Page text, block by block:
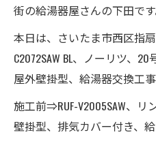
街の給湯器屋さんの下田です
本日は、さいたま市西区指
C2072SAW BL、ノーリツ、
屋外壁掛型、給湯器交換工事
施工前⇒RUF-V2005SAW、
壁掛型、排気カバー付き、